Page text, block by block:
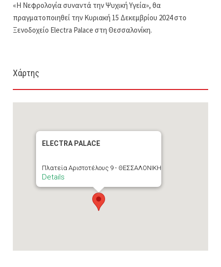
«Η Νεφρολογία συναντά την Ψυχική Υγεία», θα
πραγματοποιηθεί την Κυριακή 15 Δεκεμβρίου 2024 στο
Ξενοδοχείο Electra Palace στη Θεσσαλονίκη.
Χάρτης
ELECTRA PALACE
Πλατεία Αριστοτέλους 9 - ΘΕΣΣΑΛΟΝΙΚΗ
Details